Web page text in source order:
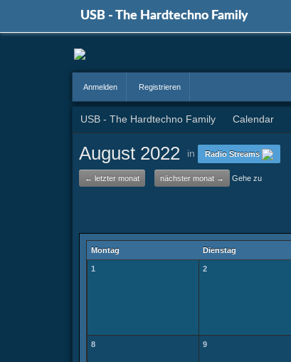
USB - The Hardtechno Family
Anmelden Registrieren
USB - The Hardtechno Family Calendar
August 2022 in Radio Streams
← letzter monat nächster monat → Gehe zu
Montag Dienstag
1 2
8 9